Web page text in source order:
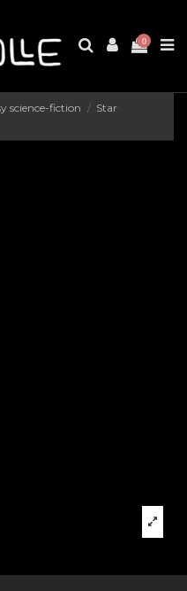
0
science-fiction
Star